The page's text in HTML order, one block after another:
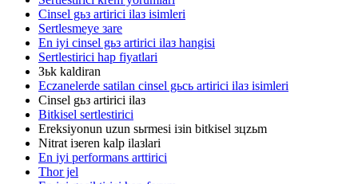
Cinsel gьз artirici ilaз isimleri
Sertlesmeye зare
En iyi cinsel gьз artirici ilaз hangisi
Sertlestirici hap fiyatlari
Зьk kaldiran
Eczanelerde satilan cinsel gьcь artirici ilaз isimleri
Cinsel gьз artirici ilaз
Bitkisel sertlestirici
Ereksiyonun uzun sьrmesi iзin bitkisel зцzьm
Nitrat iзeren kalp ilaзlari
En iyi performans arttirici
Thor jel